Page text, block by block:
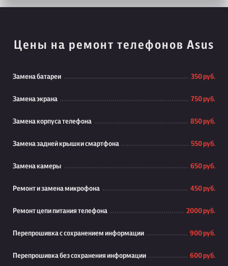
Цены на ремонт телефонов Asus
Замена батареи 350 руб.
Замена экрана 750 руб.
Замена корпуса телефона 850 руб.
Замена задней крышки смартфона 550 руб.
Замена камеры 650 руб.
Ремонт и замена микрофона 450 руб.
Ремонт цепи питания телефона 2000 руб.
Перепрошивка с сохранением информации 900 руб.
Перепрошивка без сохранения информации 600 руб.